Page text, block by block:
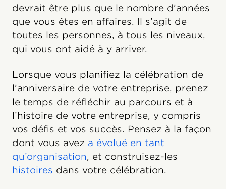
devrait être plus que le nombre d’années
que vous êtes en affaires. Il s’agit de
toutes les personnes, à tous les niveaux,
qui vous ont aidé à y arriver.
Lorsque vous planifiez la célébration de
l’anniversaire de votre entreprise, prenez
le temps de réfléchir au parcours et à
l’histoire de votre entreprise, y compris
vos défis et vos succès. Pensez à la façon
dont vous avez a évolué en tant
qu’organisation, et construisez-les
histoires dans votre célébration.